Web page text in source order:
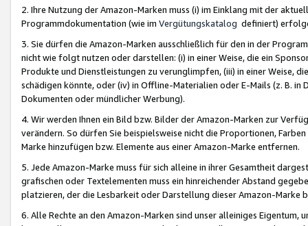
2. Ihre Nutzung der Amazon-Marken muss (i) im Einklang mit der
Programmdokumentation (wie im Vergütungskatalog definiert)
3. Sie dürfen die Amazon-Marken ausschließlich für den in der
nicht wie folgt nutzen oder darstellen: (i) in einer Weise, die ein
Produkte und Dienstleistungen zu verunglimpfen, (iii) in einer Weise,
schädigen könnte, oder (iv) in Offline-Materialien oder E-Mails (z. B. in
Dokumenten oder mündlicher Werbung).
4. Wir werden Ihnen ein Bild bzw. Bilder der Amazon-Marken zur
verändern. So dürfen Sie beispielsweise nicht die Proportionen,
Marke hinzufügen bzw. Elemente aus einer Amazon-Marke entfernen.
5. Jede Amazon-Marke muss für sich alleine in ihrer Gesamtheit
grafischen oder Textelementen muss ein hinreichender Abstand
platzieren, der die Lesbarkeit oder Darstellung dieser Amazon-Marke
6. Alle Rechte an den Amazon-Marken sind unser alleiniges